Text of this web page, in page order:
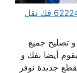
فني تكييف مركزي هندي الكويت 62224041 فك نقل
تصليح جميع
أيضا بفك و
جديدة نوفر